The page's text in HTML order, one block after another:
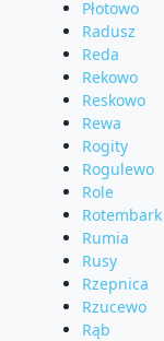
Płotowo
Radusz
Reda
Rekowo
Reskowo
Rewa
Rogity
Rogulewo
Role
Rotembark
Rumia
Rusy
Rzepnica
Rzucewo
Rąb